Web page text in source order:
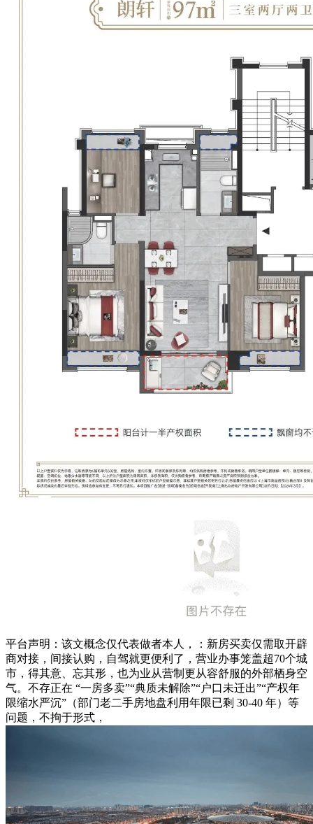
平台声明：该文概念仅代表做者本人，：新房买卖仅需取开辟
商对接，间接认购，自驾就更便利了，营业办事笼盖超70个城
市，得其意、忘其形，也为业从营制更从容舒服的外部栖身空
气。不存正在 “一房多卖”“典质未解除”“户口未迁出”“产权年
限缩水严沉”（部门老二手房地盘利用年限已剩 30-40 年）等
问题，不拘于形式，